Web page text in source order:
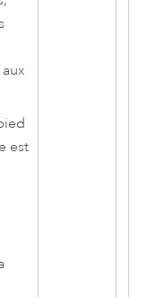
est